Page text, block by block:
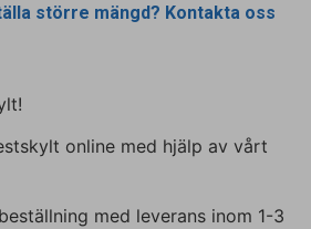
större mängd? Kontakta oss
online med hjälp av vårt
med leverans inom 1-3